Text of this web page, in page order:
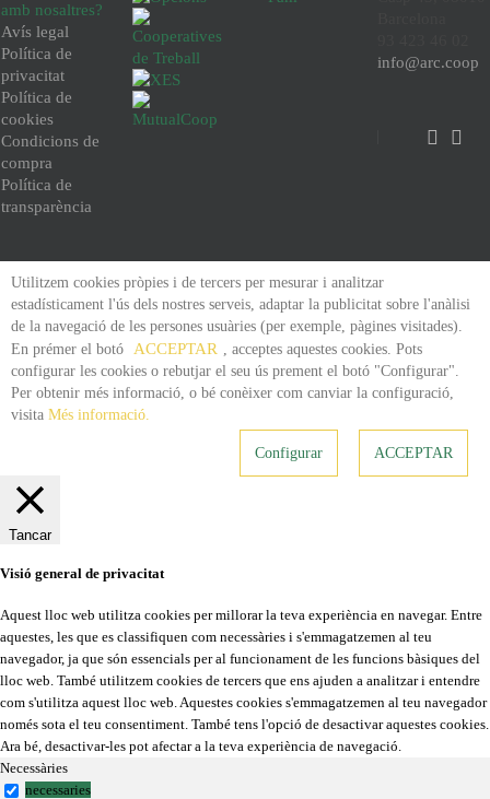
amb nosaltres?
Avís legal
Política de
privacitat
Política de
cookies
Condicions de
compra
Política de
transparència
info@arc.coop
Utilitzem cookies pròpies i de tercers per mesurar i analitzar
estadísticament l'ús dels nostres serveis, adaptar la publicitat sobre l'anàlisi
de la navegació de les persones usuàries (per exemple, pàgines visitades).
En prémer el botó
ACCEPTAR , acceptes aquestes cookies. Pots
configurar les cookies o rebutjar el seu ús prement el botó "Configurar".
Per obtenir més informació, o bé conèixer com canviar la configuració,
visita Més informació.
Configurar ACCEPTAR
Tancar
Visió general de privacitat
Aquest lloc web utilitza cookies per millorar la teva experiència en navegar. Entre
aquestes, les que es classifiquen com necessàries i s'emmagatzemen al teu
navegador, ja que són essencials per al funcionament de les funcions bàsiques del
lloc web. També utilitzem cookies de tercers que ens ajuden a analitzar i entendre
com s'utilitza aquest lloc web. Aquestes cookies s'emmagatzemen al teu navegador
només sota el teu consentiment. També tens l'opció de desactivar aquestes cookies.
Ara bé, desactivar-les pot afectar a la teva experiència de navegació.
Necessàries
necessaries